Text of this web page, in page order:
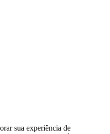
sua experiência de